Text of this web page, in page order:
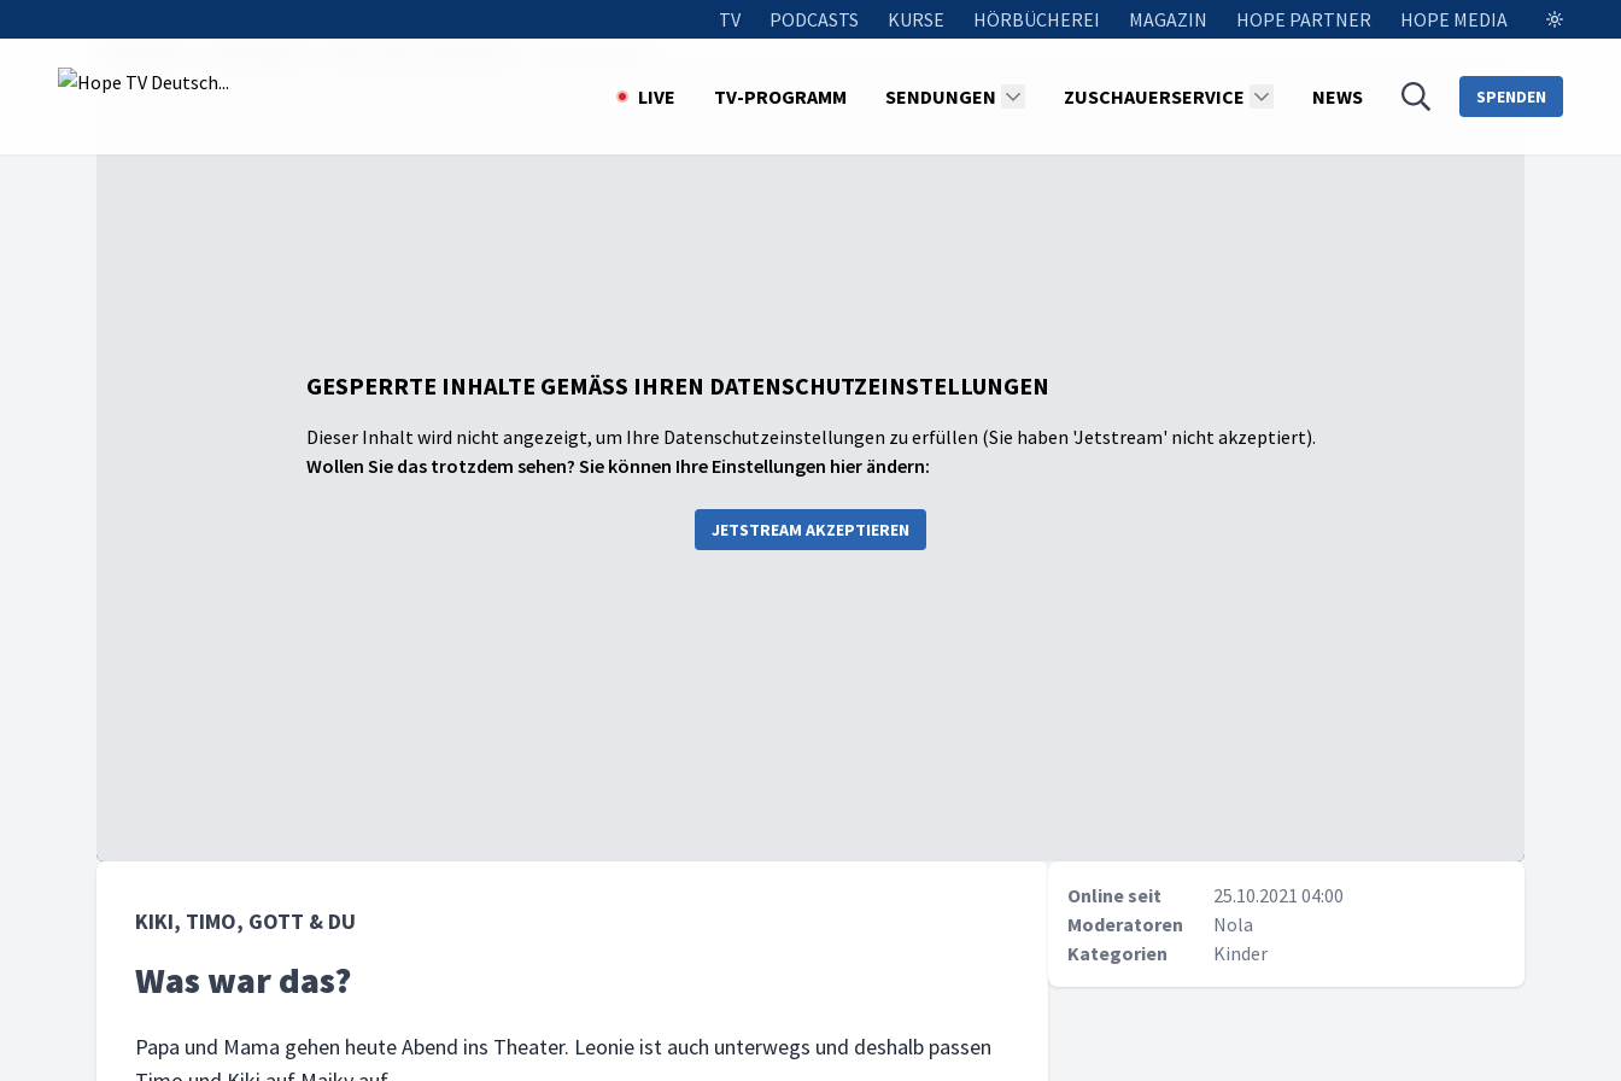
TV PODCASTS KURSE HÖRBÜCHEREI MAGAZIN HOPE PARTNER HOPE MEDIA
LIVE TV-PROGRAMM SENDUNGEN ZUSCHAUERSERVICE NEWS SPENDEN
GESPERRTE INHALTE GEMÄSS IHREN DATENSCHUTZEINSTELLUNGEN
Dieser Inhalt wird nicht angezeigt, um Ihre Datenschutzeinstellungen zu erfüllen (Sie haben 'Jetstream' nicht akzeptiert).
Wollen Sie das trotzdem sehen? Sie können Ihre Einstellungen hier ändern:
JETSTREAM AKZEPTIEREN
KIKI, TIMO, GOTT & DU
Was war das?
Papa und Mama gehen heute Abend ins Theater. Leonie ist auch unterwegs und deshalb passen
Online seit
25.10.2021 04:00
Moderatoren
Nola
Kategorien
Kinder